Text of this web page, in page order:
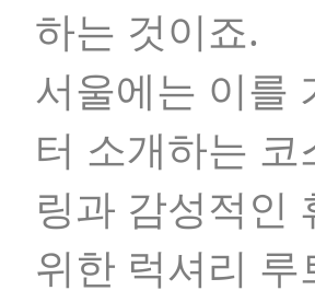
하는 것이죠.
서울에는 이를
터 소개하는
링과 감성적인
위한 럭셔리 루